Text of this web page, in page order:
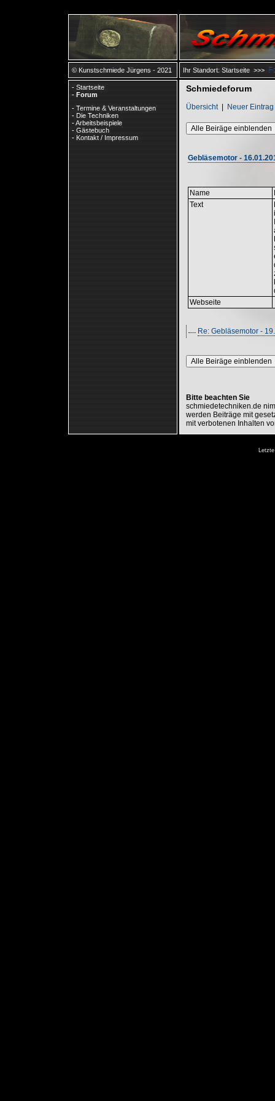
© Kunstschmiede Jürgens - 2021 Ihr Standort:Startseite>>>
-Startseite
-Forum
-Termine & Veranstaltungen
-Die Techniken
-Arbeitsbeispiele
-Gästebuch
-Kontakt / Impressum
Schmiedeforum
Übersicht| Neuer Eintrag
Alle Beiräge einblenden
Gebläsemotor -
Name
Text
Webseite
Re: Gebläsemotor -
Alle Beiräge einblenden
Bitte beachten Sie
schmiedetechniken.de
werden Beiträge mit
mit verbotenen Inhalten